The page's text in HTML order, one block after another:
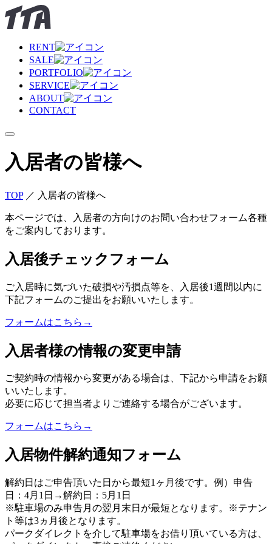
RENT
SALE
PORTFOLIO
SERVICE
ABOUT
CONTACT
入居者の皆様へ
TOP ／ 入居者の皆様へ
本ページでは、入居者の方向けのお問い合わせフォーム各種
をご案内しております。
入居後チェックフォーム
ご入居時に気づいた破損や汚損点等を、入居後1週間以内に
下記フォームのご提出をお願いいたします。
フォームはこちら→
⼊居者様の情報の変更申請
ご契約時の情報から変更がある場合は、下記から申請をお願
いいたします。
必要に応じて担当者よりご連絡する場合がございます。
フォームはこちら→
入居物件解約通知フォーム
解約日はご申告頂いた日から最短1ヶ月後です。例）申告
日：4月1日→解約日：5月1日
※駐車場のみ申告月の翌月末日が最短となります。※テナン
ト等は3ヵ月後となります。
パークダイレクトを介して駐車場をお借り頂いている方は、